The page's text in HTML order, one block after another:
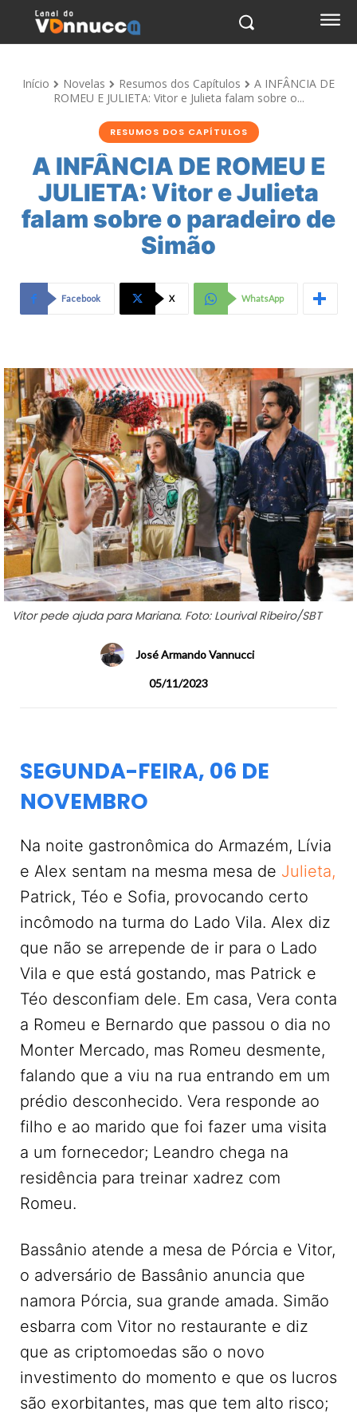
Início Novelas Resumos dos Capítulos
A INFÂNCIA DE
ROMEU E JULIETA: Vitor e Julieta falam sobre o...
RESUMOS DOS CAPÍTULOS
A INFÂNCIA DE ROMEU E
JULIETA: Vitor e Julieta
falam sobre o paradeiro de
Simão
Facebook X WhatsApp
Vitor pede ajuda para Mariana. Foto: Lourival Ribeiro/SBT
José Armando Vannucci
05/11/2023
SEGUNDA-FEIRA, 06 DE
NOVEMBRO
Na noite gastronômica do Armazém, Lívia
e Alex sentam na mesma mesa de Julieta,
Patrick, Téo e Sofia, provocando certo
incômodo na turma do Lado Vila. Alex diz
que não se arrepende de ir para o Lado
Vila e que está gostando, mas Patrick e
Téo desconfiam dele. Em casa, Vera conta
a Romeu e Bernardo que passou o dia no
Monter Mercado, mas Romeu desmente,
falando que a viu na rua entrando em um
prédio desconhecido. Vera responde ao
filho e ao marido que foi fazer uma visita
a um fornecedor; Leandro chega na
residência para treinar xadrez com
Romeu.
Bassânio atende a mesa de Pórcia e Vitor,
o adversário de Bassânio anuncia que
namora Pórcia, sua grande amada. Simão
esbarra com Vitor no restaurante e diz
que as criptomoedas são o novo
investimento do momento e que os lucros
são exorbitantes, mas que tem alto risco;